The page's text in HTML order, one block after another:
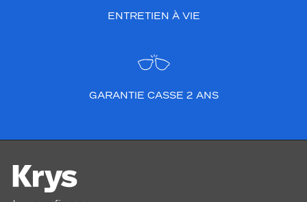
ENTRETIEN À VIE
GARANTIE CASSE 2 ANS